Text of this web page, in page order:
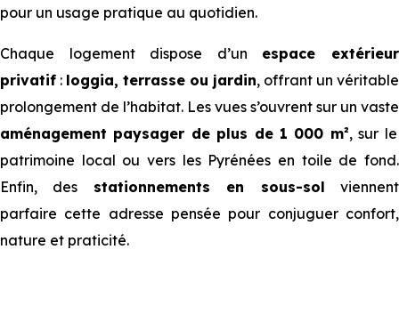
pour un usage pratique au quotidien.
Chaque logement dispose d’un espace extérieur
privatif : loggia, terrasse ou jardin, offrant un véritable
prolongement de l’habitat. Les vues s’ouvrent sur un vaste
aménagement paysager de plus de 1 000 m², sur le
patrimoine local ou vers les Pyrénées en toile de fond.
Enfin, des stationnements en sous-sol viennent
parfaire cette adresse pensée pour conjuguer confort,
nature et praticité.